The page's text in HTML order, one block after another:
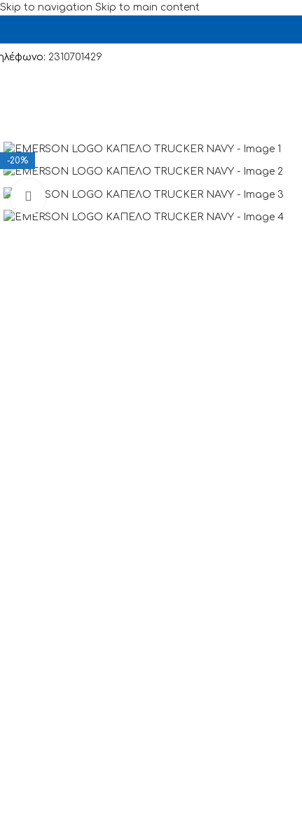
Skip to navigation Skip to main content
2310701429
-20%
Click to enlarge